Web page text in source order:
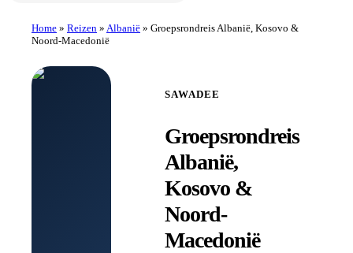
Home » Reizen » Albanië » Groepsrondreis Albanië, Kosovo &
Noord-Macedonië
SAWADEE
Groepsrondreis
Albanië,
Kosovo &
Noord-
Macedonië